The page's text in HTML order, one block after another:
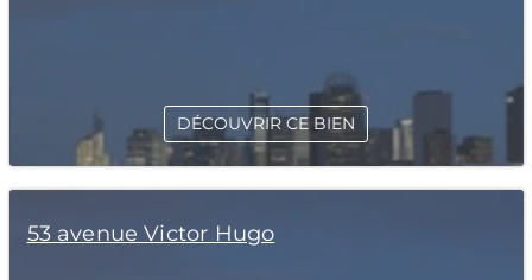
DÉCOUVRIR CE BIEN
53 avenue Victor Hugo